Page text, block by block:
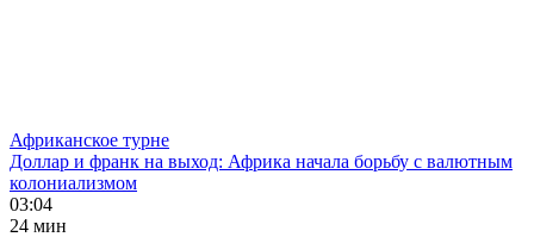
Африканское турне
Доллар и франк на выход: Африка начала борьбу с валютным
колониализмом
03:04
24 мин